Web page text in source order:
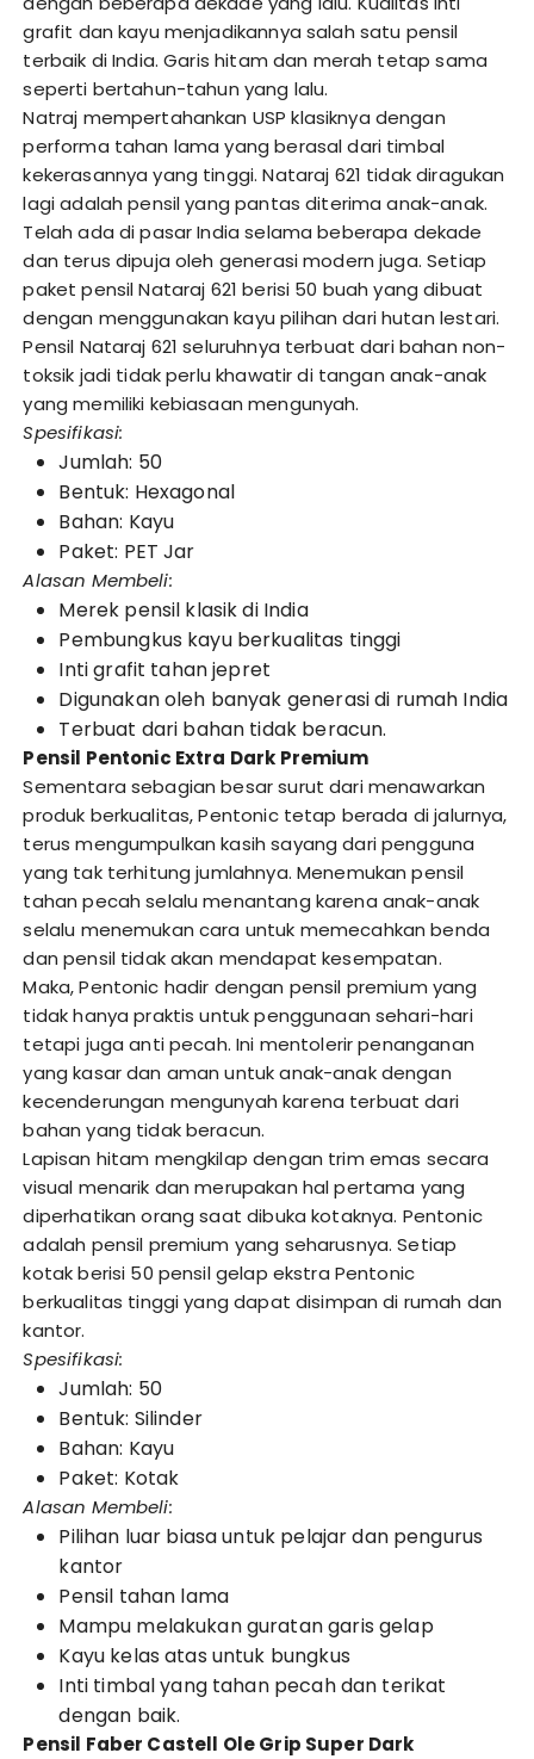
grafit dan kayu menjadikannya salah satu pensil
terbaik di India. Garis hitam dan merah tetap sama
seperti bertahun-tahun yang lalu.
Natraj mempertahankan USP klasiknya dengan
performa tahan lama yang berasal dari timbal
kekerasannya yang tinggi. Nataraj 621 tidak diragukan
lagi adalah pensil yang pantas diterima anak-anak.
Telah ada di pasar India selama beberapa dekade
dan terus dipuja oleh generasi modern juga. Setiap
paket pensil Nataraj 621 berisi 50 buah yang dibuat
dengan menggunakan kayu pilihan dari hutan lestari.
Pensil Nataraj 621 seluruhnya terbuat dari bahan non-
toksik jadi tidak perlu khawatir di tangan anak-anak
yang memiliki kebiasaan mengunyah.
Spesifikasi:
Jumlah: 50
Bentuk: Hexagonal
Bahan: Kayu
Paket: PET Jar
Alasan Membeli:
Merek pensil klasik di India
Pembungkus kayu berkualitas tinggi
Inti grafit tahan jepret
Digunakan oleh banyak generasi di rumah India
Terbuat dari bahan tidak beracun.
Pensil Pentonic Extra Dark Premium
Sementara sebagian besar surut dari menawarkan
produk berkualitas, Pentonic tetap berada di jalurnya,
terus mengumpulkan kasih sayang dari pengguna
yang tak terhitung jumlahnya. Menemukan pensil
tahan pecah selalu menantang karena anak-anak
selalu menemukan cara untuk memecahkan benda
dan pensil tidak akan mendapat kesempatan.
Maka, Pentonic hadir dengan pensil premium yang
tidak hanya praktis untuk penggunaan sehari-hari
tetapi juga anti pecah. Ini mentolerir penanganan
yang kasar dan aman untuk anak-anak dengan
kecenderungan mengunyah karena terbuat dari
bahan yang tidak beracun.
Lapisan hitam mengkilap dengan trim emas secara
visual menarik dan merupakan hal pertama yang
diperhatikan orang saat dibuka kotaknya. Pentonic
adalah pensil premium yang seharusnya. Setiap
kotak berisi 50 pensil gelap ekstra Pentonic
berkualitas tinggi yang dapat disimpan di rumah dan
kantor.
Spesifikasi:
Jumlah: 50
Bentuk: Silinder
Bahan: Kayu
Paket: Kotak
Alasan Membeli:
Pilihan luar biasa untuk pelajar dan pengurus
kantor
Pensil tahan lama
Mampu melakukan guratan garis gelap
Kayu kelas atas untuk bungkus
Inti timbal yang tahan pecah dan terikat
dengan baik.
Pensil Faber Castell Ole Grip Super Dark